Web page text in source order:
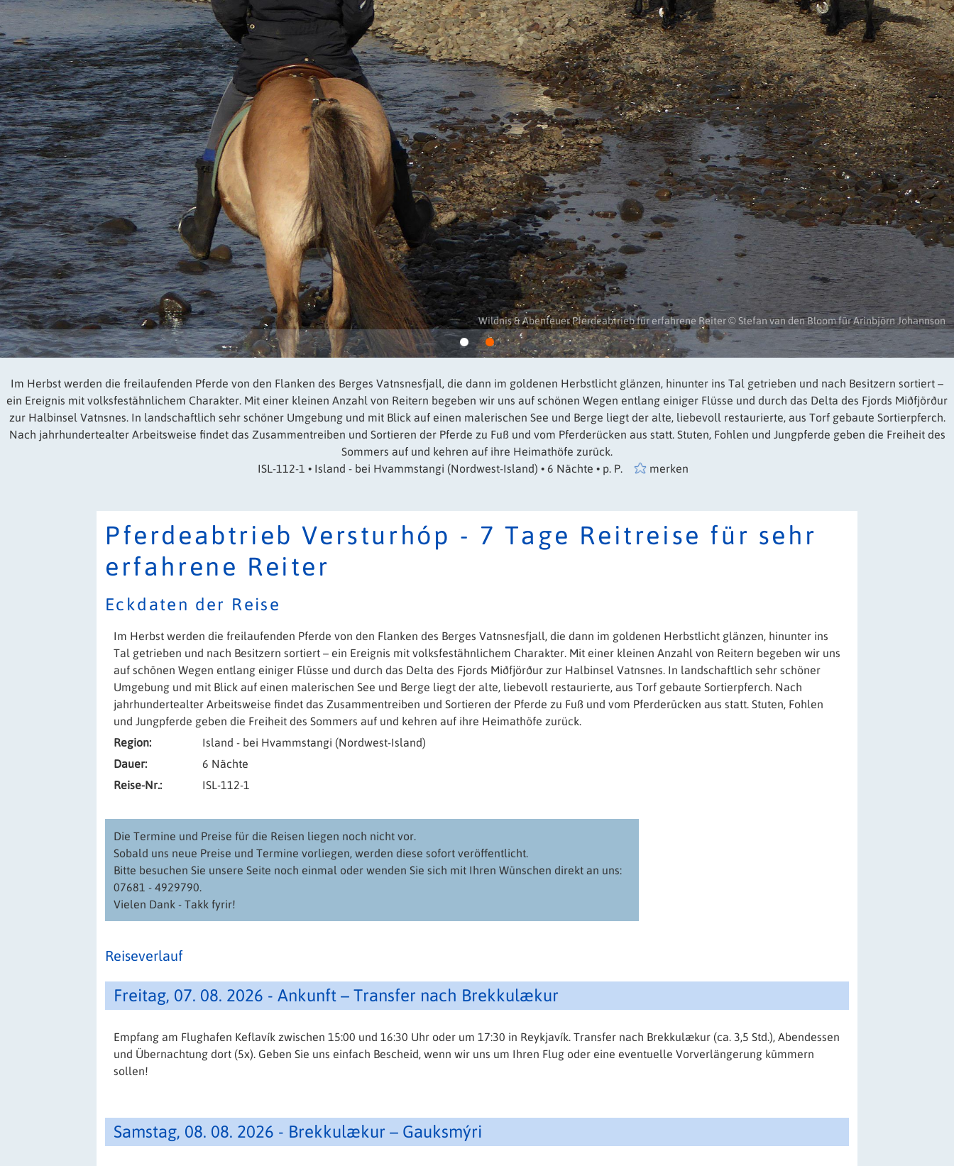
Wildnis & Abenteuer Pferdeabtrieb für erfahrene Reiter © Stefan van den Bloom für Arinbjörn Johannson
Im Herbst werden die freilaufenden Pferde von den Flanken des Berges Vatnsnesfjall, die dann im goldenen Herbstlicht glänzen, hinunter ins Tal getrieben und nach Besitzern sortiert –
ein Ereignis mit volksfestähnlichem Charakter. Mit einer kleinen Anzahl von Reitern begeben wir uns auf schönen Wegen entlang einiger Flüsse und durch das Delta des Fjords Miðfjörður
zur Halbinsel Vatnsnes. In landschaftlich sehr schöner Umgebung und mit Blick auf einen malerischen See und Berge liegt der alte, liebevoll restaurierte, aus Torf gebaute Sortierpferch.
Nach jahrhundertealter Arbeitsweise findet das Zusammentreiben und Sortieren der Pferde zu Fuß und vom Pferderücken aus statt. Stuten, Fohlen und Jungpferde geben die Freiheit des
Sommers auf und kehren auf ihre Heimathöfe zurück.
ISL-112-1 • Island - bei Hvammstangi (Nordwest-Island) • 6 Nächte • p. P.
merken
Pferdeabtrieb Versturhóp - 7 Tage Reitreise für sehr
erfahrene Reiter
Eckdaten der Reise
Im Herbst werden die freilaufenden Pferde von den Flanken des Berges Vatnsnesfjall, die dann im goldenen Herbstlicht glänzen, hinunter ins
Tal getrieben und nach Besitzern sortiert – ein Ereignis mit volksfestähnlichem Charakter. Mit einer kleinen Anzahl von Reitern begeben wir uns
auf schönen Wegen entlang einiger Flüsse und durch das Delta des Fjords Miðfjörður zur Halbinsel Vatnsnes. In landschaftlich sehr schöner
Umgebung und mit Blick auf einen malerischen See und Berge liegt der alte, liebevoll restaurierte, aus Torf gebaute Sortierpferch. Nach
jahrhundertealter Arbeitsweise findet das Zusammentreiben und Sortieren der Pferde zu Fuß und vom Pferderücken aus statt. Stuten, Fohlen
und Jungpferde geben die Freiheit des Sommers auf und kehren auf ihre Heimathöfe zurück.
Region:
Island - bei Hvammstangi (Nordwest-Island)
Dauer:
6 Nächte
Reise-Nr.:
ISL-112-1
Die Termine und Preise für die Reisen liegen noch nicht vor.
Sobald uns neue Preise und Termine vorliegen, werden diese sofort veröffentlicht.
Bitte besuchen Sie unsere Seite noch einmal oder wenden Sie sich mit Ihren Wünschen direkt an uns:
07681 - 4929790.
Vielen Dank - Takk fyrir!
Reiseverlauf
Freitag, 07. 08. 2026 - Ankunft – Transfer nach Brekkulækur
Empfang am Flughafen Keflavík zwischen 15:00 und 16:30 Uhr oder um 17:30 in Reykjavík. Transfer nach Brekkulækur (ca. 3,5 Std.), Abendessen
und Übernachtung dort (5x). Geben Sie uns einfach Bescheid, wenn wir uns um Ihren Flug oder eine eventuelle Vorverlängerung kümmern
sollen!
Samstag, 08. 08. 2026 - Brekkulækur – Gauksmýri